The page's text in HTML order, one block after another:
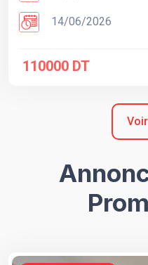
14/06/2026
110000 DT